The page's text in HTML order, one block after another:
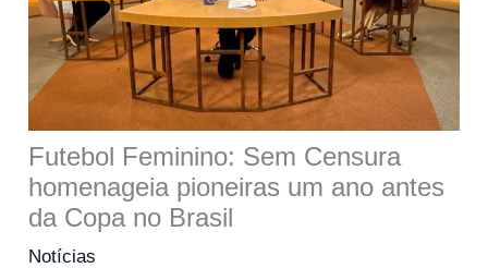
Futebol Feminino: Sem Censura
homenageia pioneiras um ano antes
da Copa no Brasil
Notícias